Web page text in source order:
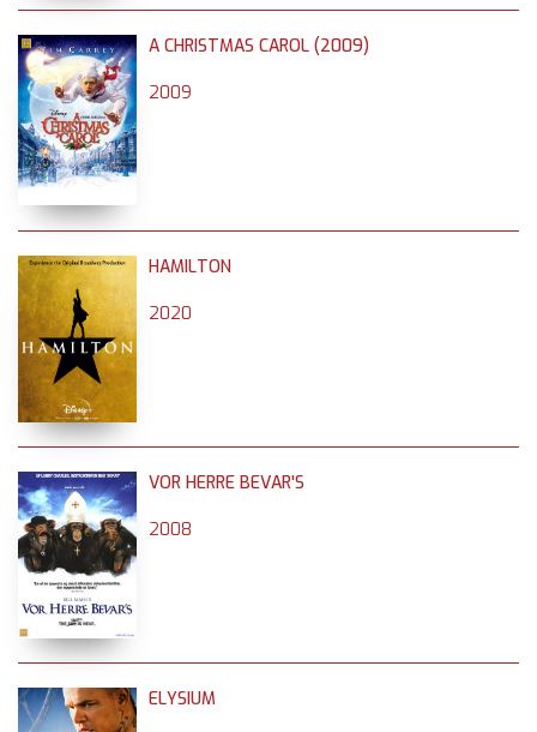
A CHRISTMAS CAROL (2009)
2009
HAMILTON
2020
VOR HERRE BEVAR'S
2008
ELYSIUM